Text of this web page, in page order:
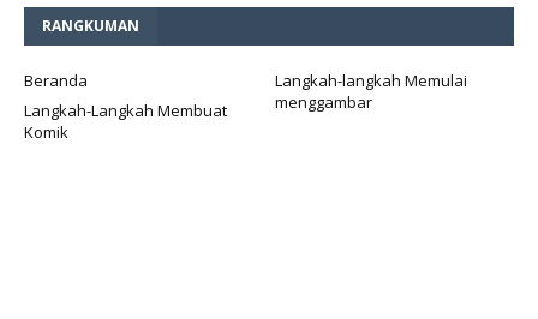
RANGKUMAN
Beranda
Langkah-langkah Memulai
menggambar
Langkah-Langkah Membuat
Komik